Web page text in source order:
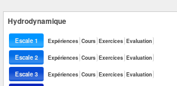
Hydrodynamique
Escale 1 Expériences Cours Exercices Evaluation
Escale 2 Expériences Cours Exercices Evaluation
Escale 3 Expériences Cours Exercices Evaluation